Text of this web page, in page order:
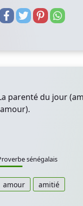
parenté du jour
sénégalais
amour amitié